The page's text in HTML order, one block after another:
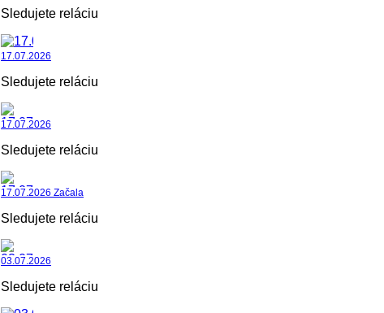
Sledujete reláciu
17.07.2026
Sledujete reláciu
17.07.2026
Sledujete reláciu
17.07.2026 Začala
Sledujete reláciu
03.07.2026
Sledujete reláciu